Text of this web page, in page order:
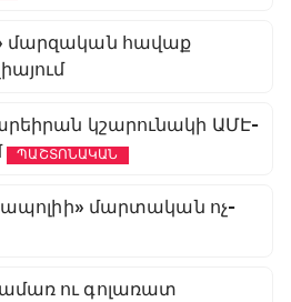
մարզական հավաք
կշարունակի ԱՄԷ-
ՊԱՇՏՈՆԱԿԱՆ
մարտական ոչ-
ու գոլառատ